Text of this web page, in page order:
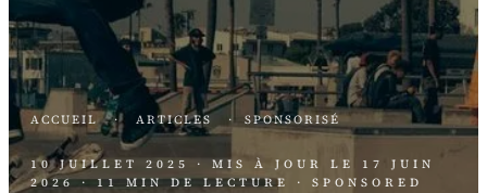
ACCUEIL · ARTICLES · SPONSORISÉ
10 JUILLET 2025 · MIS À JOUR LE 17 JUIN
2026 · 11 MIN DE LECTURE · SPONSORED